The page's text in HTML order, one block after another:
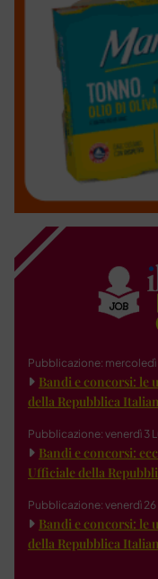
Pubblicazione:
Bandi e concorsi: le
della Repubblica
Pubblicazione: venerdì 3
Bandi e concorsi:
Ufficiale della
Pubblicazione: venerdì
Bandi e concorsi: le
della Repubblica